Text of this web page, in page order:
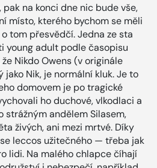
na konci dne nic bude vše,
místo, kterého bychom se měli
tom přesvědčí. Jedna ze sta
young adult podle časopisu
Nikdo Owens (v originále
jako Nik, je normální kluk. Je to
domovem je po tragické
ho duchové, vlkodlaci a
strážným andělem Silasem,
živých, ani mezi mrtvé. Díky
leccos užitečného — třeba jak
lidi. Na malého chlapce číhají